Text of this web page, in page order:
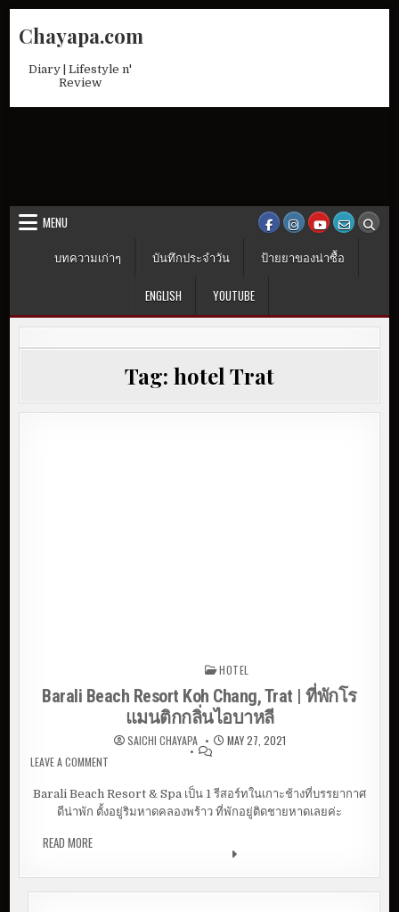
Chayapa.com
Diary | Lifestyle n'
Review
MENU
บทความเก่าๆ
บันทึกประจำวัน ป้ายยาของน่าซื้อ
ENGLISH YOUTUBE
Tag: hotel Trat
HOTEL
Barali Beach Resort Koh Chang, Trat | ที่พักโร
แมนติกกลิ่นไอบาหลี
SAICHI CHAYAPA
MAY 27, 2021
LEAVE A COMMENT
Barali Beach Resort & Spa เป็น 1 รีสอร์ทในเกาะช้างที่บรรยากาศ
ดีน่าพัก ตั้งอยู่ริมหาดคลองพร้าว ที่พักอยู่ติดชายหาดเลยค่ะ
READ MOREBARALI BEACH RESORT KOH CHANG, TRAT | ที่พักโรแมนติก